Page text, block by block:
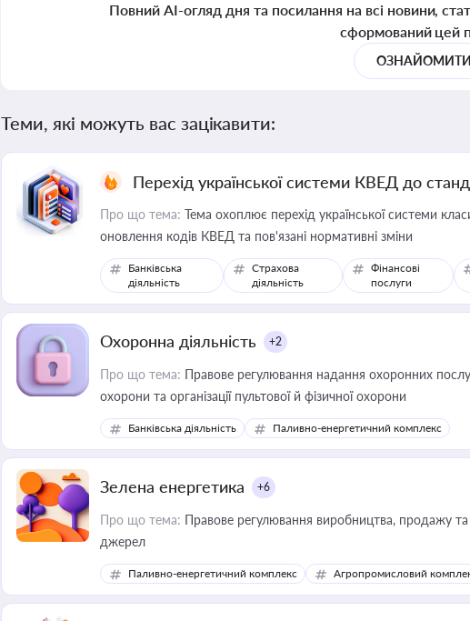
Повний AI-огляд дня та посилання на всі новини,
сформований цей
Теми, які можуть вас зацікавити:
Перехід української системи КВЕД до
Про що тема: Тема охоплює перехід української системи
оновлення кодів КВЕД та пов'язані нормативні зміни
Банківська
діяльність
Страхова
діяльність
Фінансові
послуги
Охоронна діяльність +2
Про що тема: Правове регулювання надання охоронних
охорони та організації пультової й фізичної охорони
Банківська діяльність Паливно-енергетичний комплекс
Зелена енергетика +6
Про що тема: Правове регулювання виробництва, продажу та
джерел
Паливно-енергетичний комплекс Агропромисловий